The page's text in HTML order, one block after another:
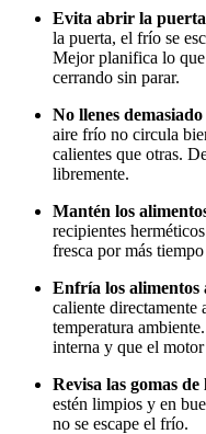
Evita abrir la puerta
la puerta, el frío se
Mejor planifica lo que
cerrando sin parar.
No llenes
aire frío no circula
calientes que otras.
libremente.
Mantén los
recipientes
fresca por más
Enfría los alimentos
caliente directamente
temperatura
interna y que el motor
Revisa las gomas
estén limpios y en
no se escape el frío.